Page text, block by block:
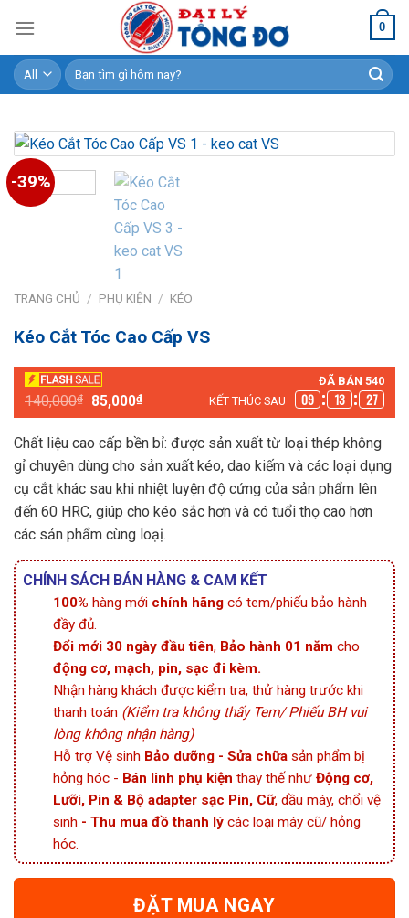
content
0
Tìm
kiếm:
-39%
TRANG CHỦ / PHỤ KIỆN / KÉO
Kéo Cắt Tóc Cao Cấp VS
140,000₫ Giá
gốc
140,000₫.
85,000₫Giá
hiện
là:
85,000₫.
ĐÃ BÁN 540
KẾT THÚC SAU
09 13 26
Chất liệu cao cấp bền bỉ: được sản xuất từ loại thép không
gỉ chuyên dùng cho sản xuất kéo, dao kiếm và các loại dụng
cụ cắt khác sau khi nhiệt luyện độ cứng của sản phẩm lên
đến 60 HRC, giúp cho kéo sắc hơn và có tuổi thọ cao hơn
các sản phẩm cùng loạị.
CHÍNH SÁCH BÁN HÀNG & CAM KẾT
100% hàng mới chính hãng có tem/phiếu bảo hành
đầy đủ.
Đổi mới 30 ngày đầu tiên, Bảo hành 01 năm cho
động cơ, mạch, pin, sạc đi kèm.
Nhận hàng khách được kiểm tra, thử hàng trước khi
thanh toán (Kiểm tra không thấy Tem/ Phiếu BH vui
lòng không nhận hàng)
Hỗ trợ Vệ sinh Bảo dưỡng - Sửa chữa sản phẩm bị
hỏng hóc - Bán linh phụ kiện thay thế như Động cơ,
Lưỡi, Pin & Bộ adapter sạc Pin, Cữ, dầu máy, chổi vệ
sinh - Thu mua đồ thanh lý các loại máy cũ/ hỏng
hóc.
ĐẶT MUA NGAY